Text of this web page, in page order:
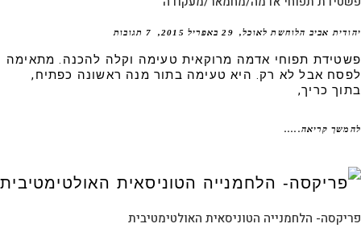
אביב הלוחשת לאוכל 29 באפריל 2015 7 תגובות
תפוחי אדמה מרוקאית טעימה וקלה להכנה. מתאימה
אבל לא רק. היא טעימה בתור מנה ראשונה כפתיח,
כריך,
קריאה.....
הלחמנייה הטוניסאית האולטימטיבית